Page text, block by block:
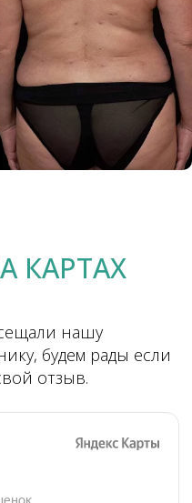
КАРТАХ
нашу
будем рады если
отзыв.